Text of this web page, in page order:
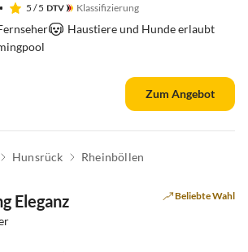
5 / 5 Klassifizierung
Haustiere und Hunde erlaubt
Zum Angebot
Hunsrück Rheinböllen
Eleganz Beliebte Wahl